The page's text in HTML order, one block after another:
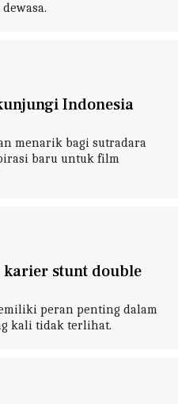
Indonesia
menarik bagi sutradara
baru untuk film
stunt double
peran penting dalam
kali tidak terlihat.